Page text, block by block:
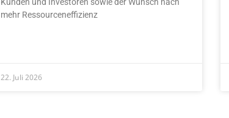
mehr Ressourceneffizienz
22. Juli 2026